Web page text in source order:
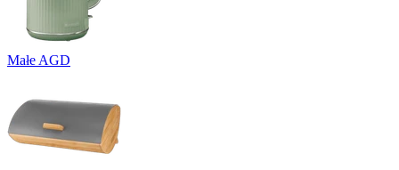
Małe AGD